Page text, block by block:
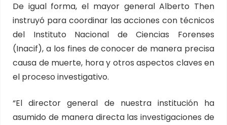
De igual forma, el mayor general Alberto Then
instruyó para coordinar las acciones con técnicos
del Instituto Nacional de Ciencias Forenses
(Inacif), a los fines de conocer de manera precisa
causa de muerte, hora y otros aspectos claves en
el proceso investigativo.
“El director general de nuestra institución ha
asumido de manera directa las investigaciones de